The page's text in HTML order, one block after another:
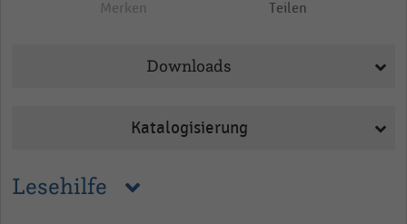
Lesehilfe
Merken Teilen
Downloads
Katalogisierung